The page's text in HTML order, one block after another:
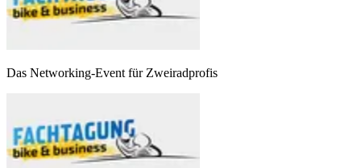
Das Networking-Event für Zweiradprofis